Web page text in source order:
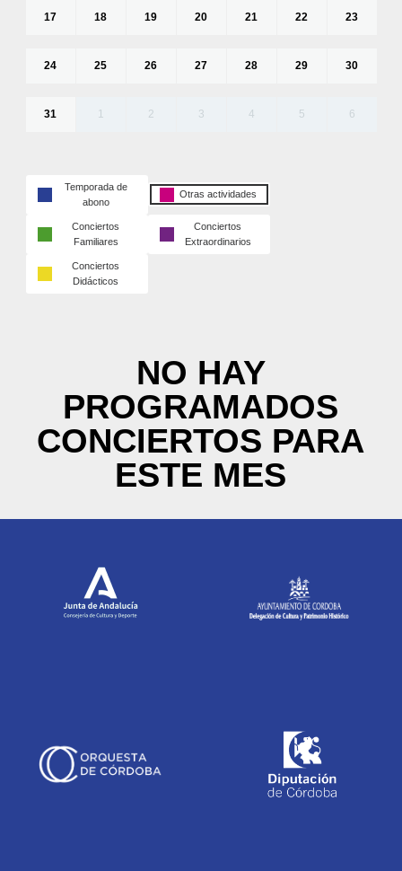
17 18 19 20 21 22 23
24 25 26 27 28 29 30
31 1 2 3 4 5 6
Temporada de
abono
Otras actividades
Conciertos
Familiares
Conciertos
Extraordinarios
Conciertos
Didácticos
NO HAY
PROGRAMADOS
CONCIERTOS PARA
ESTE MES